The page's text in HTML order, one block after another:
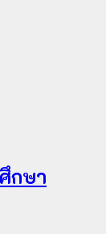
กษา